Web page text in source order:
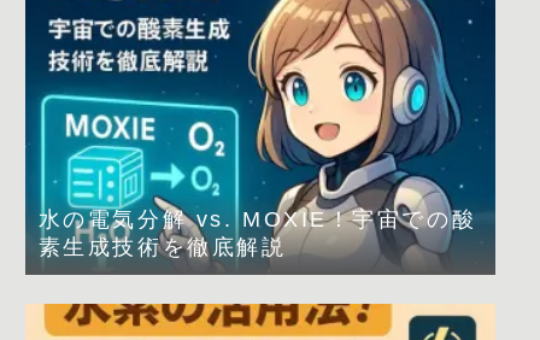
水の電気分解 vs. MOXIE！宇宙での酸
素生成技術を徹底解説